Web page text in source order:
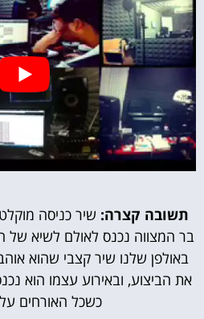
תשובה קצרה: שיר כניסה
בר המצווה נכנס לאולם לשיא
באולפן שלנו שיר קצבי שהוא
את הביצוע, ובאירוע עצמו הוא
כשכל האורחים